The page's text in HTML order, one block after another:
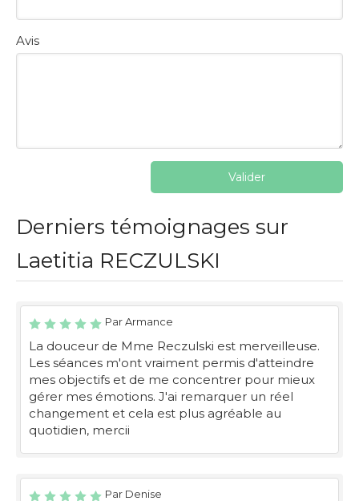
Avis
Valider
Derniers témoignages sur
Laetitia RECZULSKI
Par Armance
La douceur de Mme Reczulski est merveilleuse.
Les séances m'ont vraiment permis d'atteindre
mes objectifs et de me concentrer pour mieux
gérer mes émotions. J'ai remarquer un réel
changement et cela est plus agréable au
quotidien, mercii
Par Denise